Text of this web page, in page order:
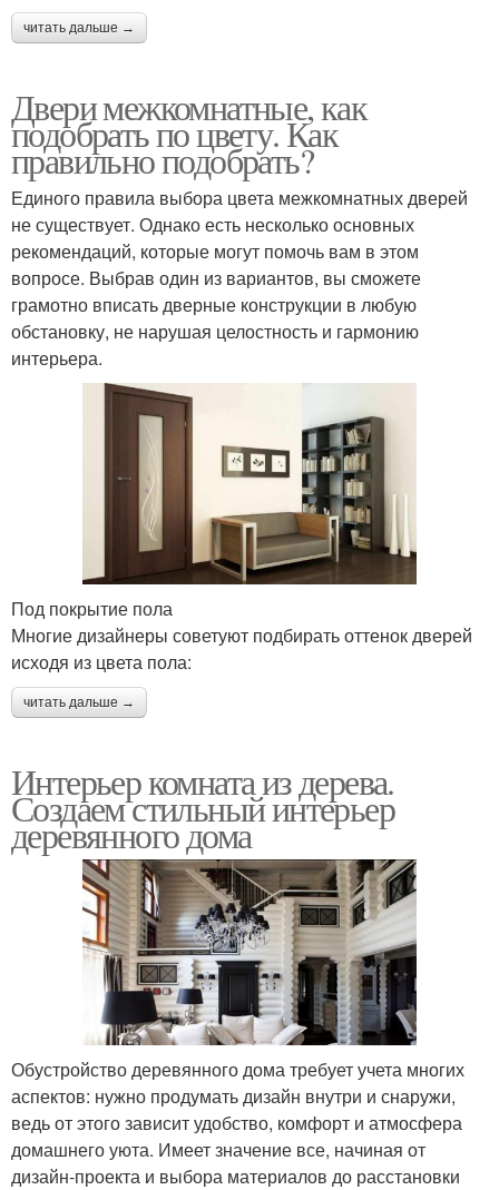
читать дальше →
Двери межкомнатные, как
подобрать по цвету. Как
правильно подобрать?
Единого правила выбора цвета межкомнатных дверей
не существует. Однако есть несколько основных
рекомендаций, которые могут помочь вам в этом
вопросе. Выбрав один из вариантов, вы сможете
грамотно вписать дверные конструкции в любую
обстановку, не нарушая целостность и гармонию
интерьера.
Под покрытие пола
Многие дизайнеры советуют подбирать оттенок дверей
исходя из цвета пола:
читать дальше →
Интерьер комната из дерева.
Создаем стильный интерьер
деревянного дома
Обустройство деревянного дома требует учета многих
аспектов: нужно продумать дизайн внутри и снаружи,
ведь от этого зависит удобство, комфорт и атмосфера
домашнего уюта. Имеет значение все, начиная от
дизайн-проекта и выбора материалов до расстановки